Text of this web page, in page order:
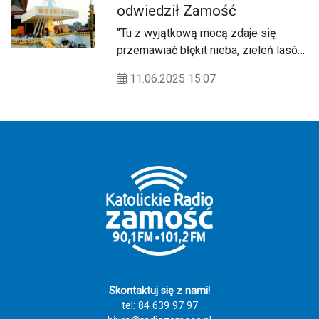
odwiedził Zamość
"Tu z wyjątkową mocą zdaje się
przemawiać błękit nieba, zieleń lasów
ptaków brzmi szczególnie znajomo –
lat od chwili, gdy papież Jan Paweł II
11.06.2025 15:07
Skontaktuj się z nami!
tel: 84 639 97 97